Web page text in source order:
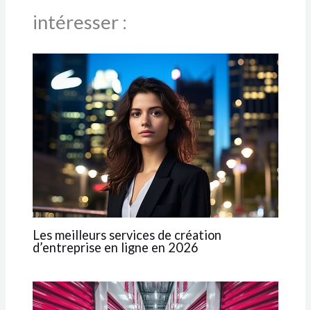
intéresser :
Les meilleurs services de création
d’entreprise en ligne en 2026